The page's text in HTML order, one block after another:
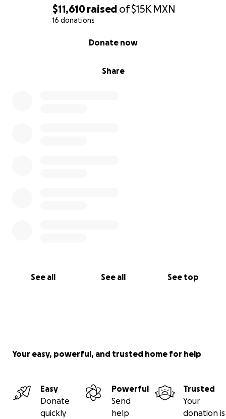
$11,610raised of$15K MXN
16 donations
Share
Donate now
See all See all See top
Your easy, powerful, and trusted home for help
Easy
Donate
quickly
Powerful
Send
help
Trusted
Your
donation is